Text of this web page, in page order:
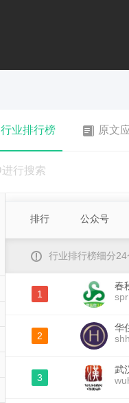
行业排行榜 原文
排行 公众号
行业排行榜细分
1
春
2
华
3
武